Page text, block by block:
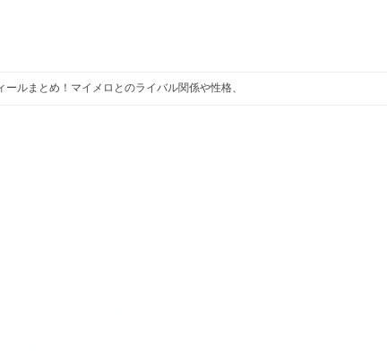
ールまとめ！マイメロとのライバル関係や性格、好きなタイプも！